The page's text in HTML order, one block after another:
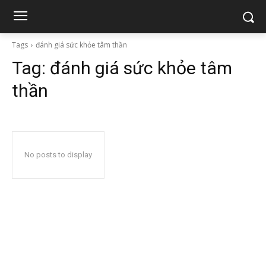
Tags đánh giá sức khỏe tâm thần
Tag: đánh giá sức khỏe tâm
thần
No posts to display